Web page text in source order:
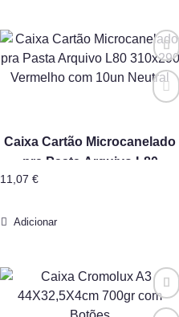
Caixa Cartão Microcanelado
pra Pasta Arquivo L80
310×290 Vermelho com 10un
11,07 €
Adicionar